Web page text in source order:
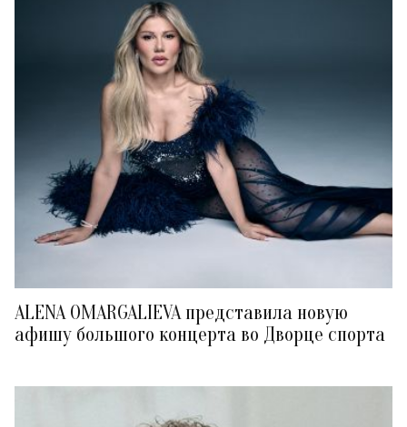
ALENA OMARGALIEVA представила новую
афишу большого концерта во Дворце спорта